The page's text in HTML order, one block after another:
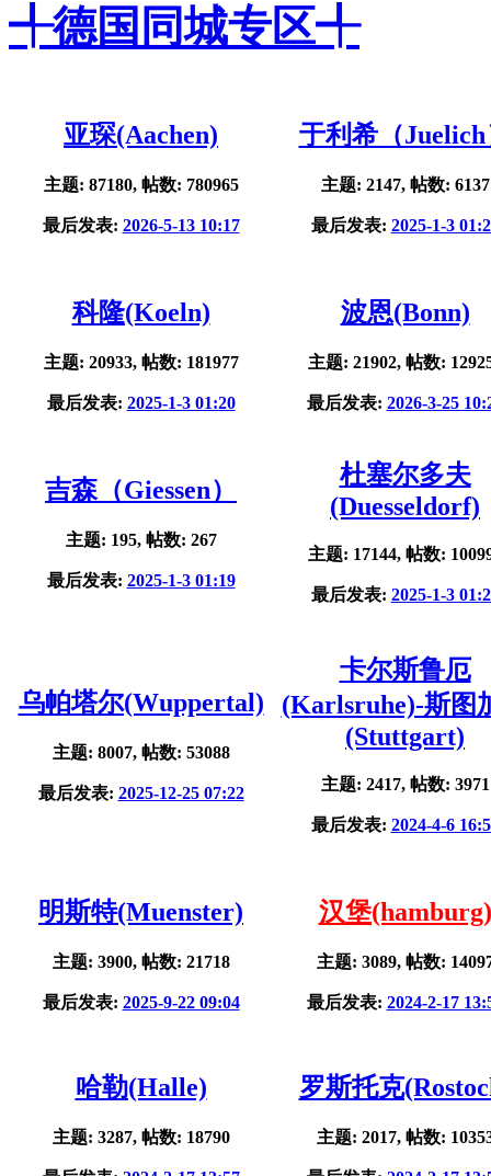
╃德国同城专区╃
亚琛(Aachen)
主题: 87180, 帖数: 780965
最后发表: 2026-5-13 10:17
于利希（Juelich
主题: 2147, 帖数: 6137
最后发表: 2025-1-3
科隆(Koeln)
主题: 20933, 帖数: 181977
最后发表: 2025-1-3 01:20
波恩(Bonn)
主题: 21902, 帖数:
最后发表: 2026-3-25
吉森（Giessen）
主题: 195, 帖数: 267
最后发表: 2025-1-3 01:19
杜塞尔多夫
(Duesseldorf)
主题: 17144, 帖数:
最后发表: 2025-1-3
乌帕塔尔(Wuppertal)
主题: 8007, 帖数: 53088
最后发表: 2025-12-25 07:22
卡尔斯鲁厄
(Karlsruhe)-斯图
(Stuttgart)
主题: 2417, 帖数: 3971
最后发表: 2024-4-6
明斯特(Muenster)
主题: 3900, 帖数: 21718
最后发表: 2025-9-22 09:04
汉堡(hamburg)
主题: 3089, 帖数:
最后发表: 2024-2-17
哈勒(Halle)
主题: 3287, 帖数: 18790
罗斯托克
主题: 2017, 帖数: